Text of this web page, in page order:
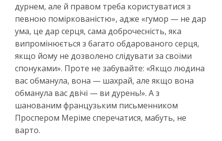
дурнем, але й правом треба користуватися з
певною поміркованістю», адже «гумор — не дар
ума, це дар серця, сама доброчесність, яка
випромінюється з багато обдарованого серця,
якщо йому не дозволено слідувати за своїми
спонуками». Проте не забувайте: «Якщо людина
вас обманула, вона — шахрай, але якщо вона
обманула вас двічі — ви дурень!». А з
шанованим французьким письменником
Проспером Меріме сперечатися, мабуть, не
варто.